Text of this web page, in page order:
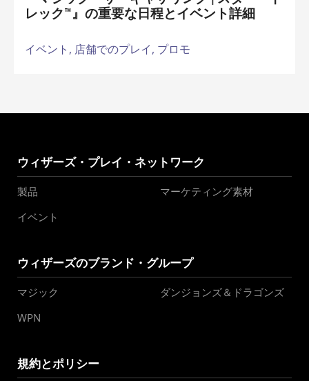
レック™』の重要な日程とイベント詳細
イベント, 店舗でのプレイ, プロモ
ウィザーズ・プレイ・ネットワーク
製品
マーケティング素材
イベント
ウィザーズのブランド・グループ
マジック
ダンジョンズ＆ドラゴンズ
WPN
規約とポリシー